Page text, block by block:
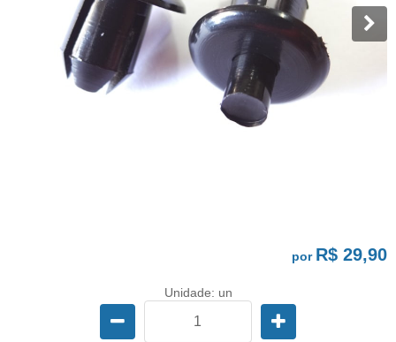
por R$ 29,90
Unidade: un